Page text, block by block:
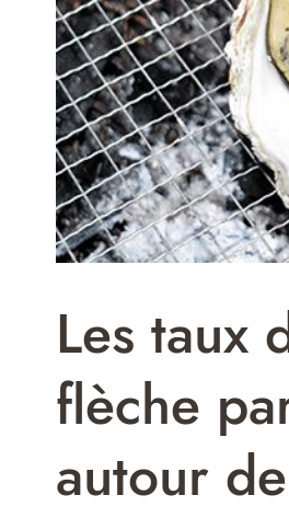
Les taux
flèche
autour